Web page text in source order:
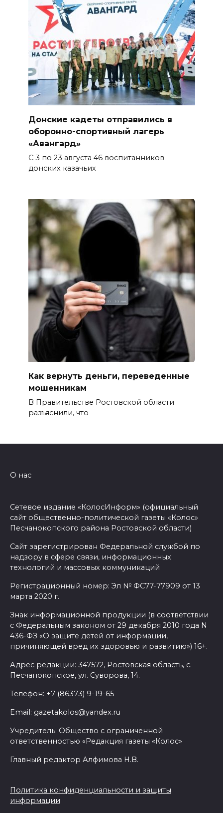
Донские кадеты отправились в
оборонно-спортивный лагерь
«Авангард»
С 3 по 23 августа 46 воспитанников
донских казачьих
Как вернуть деньги, переведенные
мошенникам
В Правительстве Ростовской области
разъяснили, что
О нас
Сетевое издание «КолосИнформ» (официальный
сайт общественно-политической газеты «Колос»
Песчанокопского района Ростовской области)
Сайт зарегистрирован Федеральной службой по
надзору в сфере связи, информационных
технологий и массовых коммуникаций
Регистрационный номер: Эл № ФС77-77909 от 13
марта 2020 г.
Знак информационной продукции (в соответствии
с Федеральным законом от 29 декабря 2010 года N
436-ФЗ «О защите детей от информации,
причиняющей вред их здоровью и развитию») 16+.
Адрес редакции: 347572, Ростовская область, с.
Песчанокопское, ул. Суворова, 14.
Телефон: +7 (86373) 9-19-65
Email: gazetakolos@yandex.ru
Учредитель: Общество с ограниченной
ответственностью «Редакция газеты «Колос»
Главный редактор Алфимова Н.В.
Политика конфиденциальности и защиты
информации